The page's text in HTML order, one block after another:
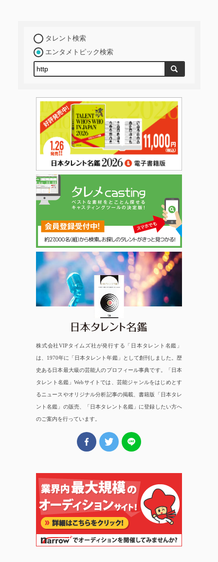
タレント検索
エンタメトピック検索
日本タレント名鑑
株式会社VIPタイムズ社が発行する「日本タレント名鑑」
は、1970年に「日本タレント年鑑」として創刊しました。歴
史ある日本最大級の芸能人のプロフィール事典です。「日本
タレント名鑑」Webサイトでは、芸能ジャンルをはじめとす
るニュースやオリジナル分析記事の掲載、書籍版「日本タレ
ント名鑑」の販売、「日本タレント名鑑」に登録したい方へ
のご案内を行っています。